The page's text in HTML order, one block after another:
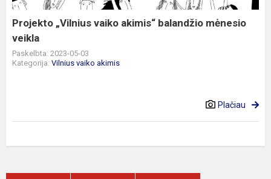
veikla
Projekto „Vilnius vaiko akimis“ balandžio mėnesio
veikla
Paskelbta: 2023-05-03
Kategorija: Vilnius vaiko akimis
Plačiau